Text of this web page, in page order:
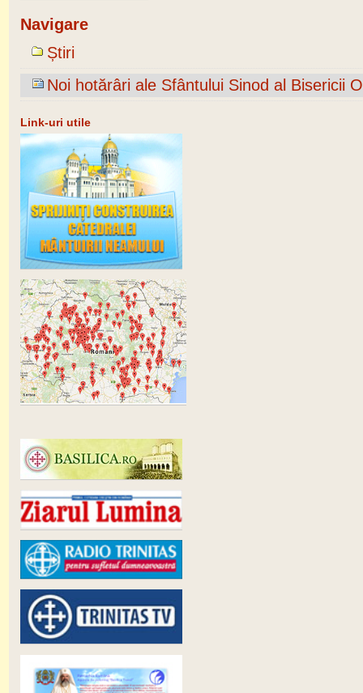
Navigare
Știri
Noi hotărâri ale Sfântului Sinod al Bisericii
Link-uri utile